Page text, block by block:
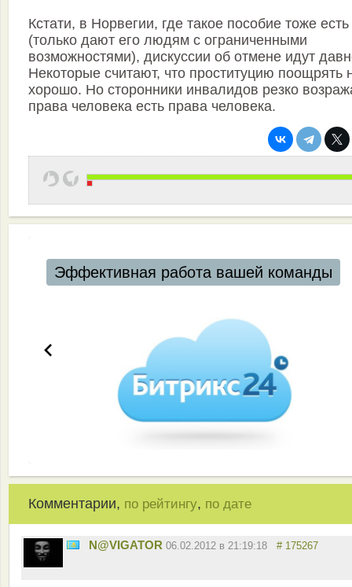
Кстати, в Норвегии, где такое пособие тоже есть
(только дают его людям с ограниченными
возможностями), дискуссии об отмене идут
Некоторые считают, что проституцию поощрять
хорошо. Но сторонники инвалидов резко
права человека есть права человека.
Эффективная работа вашей команды
Комментарии, по рейтингу, по дате
N@VIGATOR 06.02.2012 в 21:19:18 # 175267